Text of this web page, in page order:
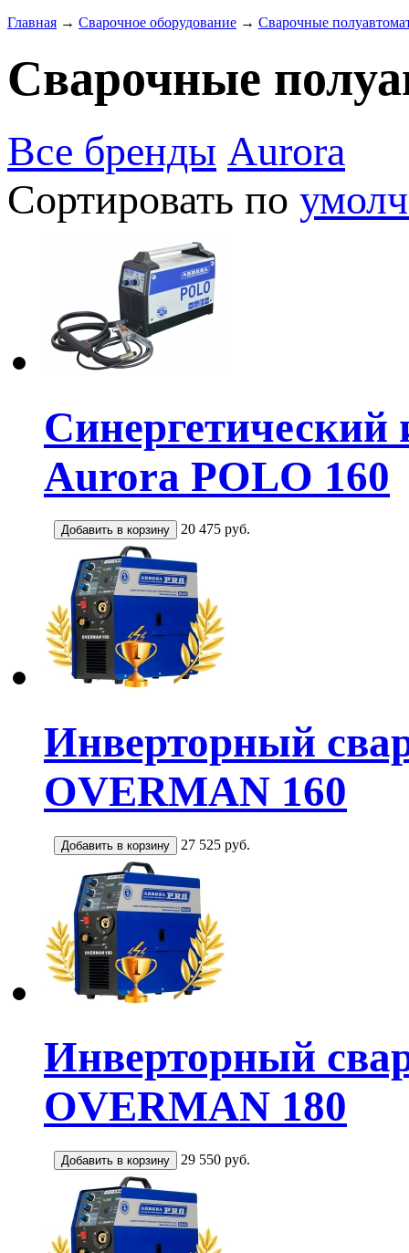
Главная → Сварочное оборудование → Сварочные
Сварочные
Все бренды Aurora
Сортировать по
Aurora POLO 160
20 475 руб.
Инверторный
OVERMAN 160
27 525 руб.
Инверторный
OVERMAN 180
29 550 руб.